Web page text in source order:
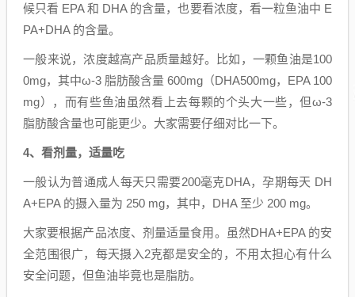
候只看 EPA 和 DHA 的含量，也要看浓度，看一粒鱼油中 E
PA+DHA 的含量。
一般来说，浓度越高产品质量越好。比如，一颗鱼油是100
0mg，其中ω-3 脂肪酸含量 600mg（DHA500mg，EPA 100
mg），而有些鱼油虽然看上去每颗的个头大一些，但ω-3
脂肪酸含量也可能更少。大家需要仔细对比一下。
4、看剂量，适量吃
一般认为普通成人每天只需要200毫克DHA，孕期每天 DH
A+EPA 的摄入量为 250 mg，其中，DHA 至少 200 mg。
大家要根据产品浓度、剂量适量食用。虽然DHA+EPA 的安
全范围很广，每天摄入2克都是安全的，不用太担心有什么
安全问题，但鱼油毕竟也是脂肪。